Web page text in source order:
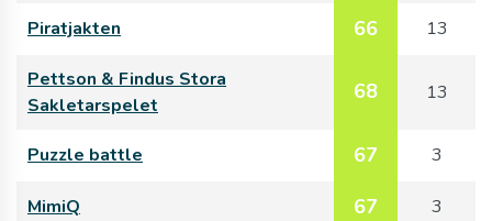
Piratjakten 66 13
Pettson & Findus Stora
Sakletarspelet
68 13
Puzzle battle 67 3
MimiQ 67 3